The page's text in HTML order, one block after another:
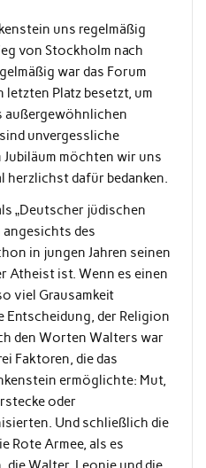
uns regelmäßig
von Stockholm nach
war das Forum
letzten Platz besetzt, um
außergewöhnlichen
unvergessliche
Jubiläum möchten wir uns
herzlichst dafür bedanken.
„Deutscher jüdischen
angesichts des
in jungen Jahren seinen
Atheist ist. Wenn es einen
viel Grausamkeit
Entscheidung, der Religion
den Worten Walters war
Faktoren, die das
ermöglichte: Mut,
oder
Und schließlich die
Rote Armee, als es